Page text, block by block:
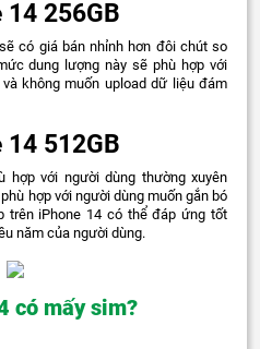
256GB
có giá bán nhỉnh hơn đôi chút so
dung lượng này sẽ phù hợp với
không muốn upload dữ liệu đám
512GB
hợp với người dùng thường xuyên
hợp với người dùng muốn gắn bó
trên iPhone 14 có thể đáp ứng tốt
năm của người dùng.
có mấy sim?